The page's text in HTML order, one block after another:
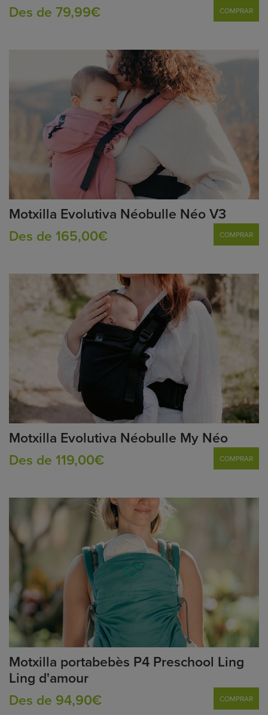
Des de 79,99€
COMPRAR
Motxilla Evolutiva Néobulle Néo V3
Des de 165,00€
COMPRAR
Motxilla Evolutiva Néobulle My Néo
Des de 119,00€
COMPRAR
Motxilla portabebès P4 Preschool Ling
Ling d'amour
Des de 94,90€
COMPRAR